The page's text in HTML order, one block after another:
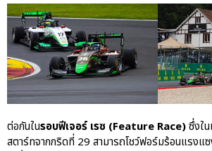
ต่อกันในรอบฟีเจอร์ เรซ (Feature Race)ซึ่งใ
สตาร์ทจากกริดที่ 29 สามารถโชว์ฟอร์มร้อนแรงแ